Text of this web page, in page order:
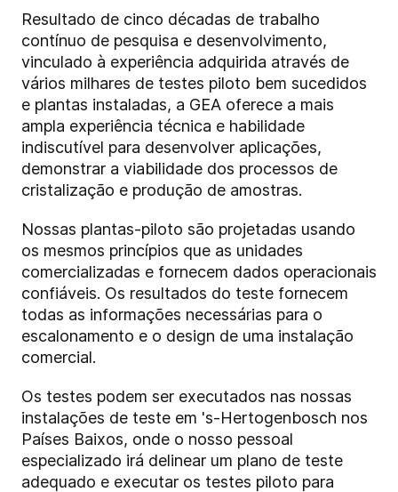
Resultado de cinco décadas de trabalho
contínuo de pesquisa e desenvolvimento,
vinculado à experiência adquirida através de
vários milhares de testes piloto bem sucedidos
e plantas instaladas, a GEA oferece a mais
ampla experiência técnica e habilidade
indiscutível para desenvolver aplicações,
demonstrar a viabilidade dos processos de
cristalização e produção de amostras.
Nossas plantas-piloto são projetadas usando
os mesmos princípios que as unidades
comercializadas e fornecem dados operacionais
confiáveis. Os resultados do teste fornecem
todas as informações necessárias para o
escalonamento e o design de uma instalação
comercial.
Os testes podem ser executados nas nossas
instalações de teste em 's-Hertogenbosch nos
Países Baixos, onde o nosso pessoal
especializado irá delinear um plano de teste
adequado e executar os testes piloto para